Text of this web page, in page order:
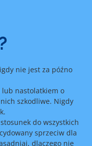
nie jest za późno
lub nastolatkiem o
szkodliwe. Nigdy
do wszystkich
sprzeciw dla
dlaczego nie